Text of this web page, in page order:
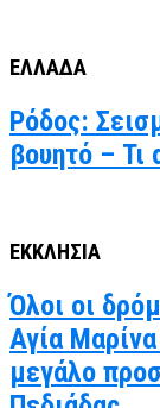
ΕΛΛΑΔΑ
Ρόδος:
βουητό – Τι
ΕΚΚΛΗΣΙΑ
Όλοι οι
Αγία
μεγάλο